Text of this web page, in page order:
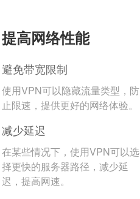
提高网络性能
避免带宽限制
使用VPN可以隐藏流量类型，防
止限速，提供更好的网络体验。
减少延迟
在某些情况下，使用VPN可以选
择更快的服务器路径，减少延
迟，提高网速。